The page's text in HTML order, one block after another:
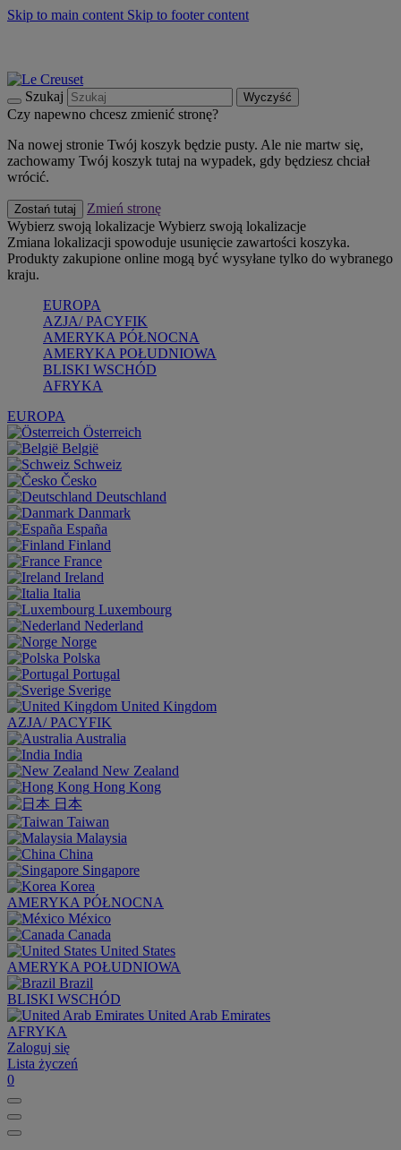
Skip to main content Skip to footer content
Szukaj Wyczyść
Czy napewno chcesz zmienić stronę?
Na nowej stronie Twój koszyk będzie pusty. Ale nie martw się,
zachowamy Twój koszyk tutaj na wypadek, gdy będziesz chciał
wrócić.
Zostań tutaj
Zmień stronę
Wybierz swoją lokalizacje Wybierz swoją lokalizacje
Zmiana lokalizacji spowoduje usunięcie zawartości koszyka.
Produkty zakupione online mogą być wysyłane tylko do wybranego
kraju.
EUROPA
AZJA/ PACYFIK
AMERYKA PÓŁNOCNA
AMERYKA POŁUDNIOWA
BLISKI WSCHÓD
AFRYKA
EUROPA
Österreich
België
Schweiz
Česko
Deutschland
Danmark
España
Finland
France
Ireland
Italia
Luxembourg
Nederland
Norge
Polska
Portugal
Sverige
United Kingdom
AZJA/ PACYFIK
Australia
India
New Zealand
Hong Kong
日本
Taiwan
Malaysia
China
Singapore
Korea
AMERYKA PÓŁNOCNA
México
Canada
United States
AMERYKA POŁUDNIOWA
Brazil
BLISKI WSCHÓD
United Arab Emirates
AFRYKA
Zaloguj się
Lista życzeń
0